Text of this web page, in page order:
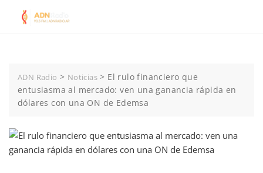
ADN Radio > Noticias > El rulo financiero que
entusiasma al mercado: ven una ganancia rápida en
dólares con una ON de Edemsa